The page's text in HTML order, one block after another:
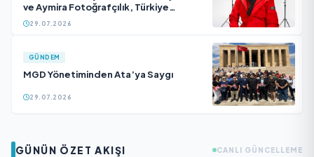
ve Aymira Fotoğrafçılık, Türkiye
Geneline Hizmet Ağını Genişletiyor
29.07.2026
GÜNDEM
MGD Yönetiminden Ata’ya Saygı
29.07.2026
GÜNÜN ÖZET AKIŞI CANLI GÜNCELLEME